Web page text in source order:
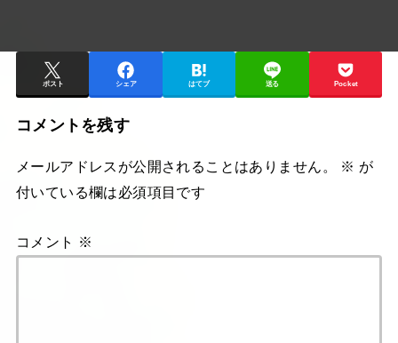
ポスト シェア はてブ 送る Pocket
コメントを残す
メールアドレスが公開されることはありません。 ※ が
付いている欄は必須項目です
コメント ※